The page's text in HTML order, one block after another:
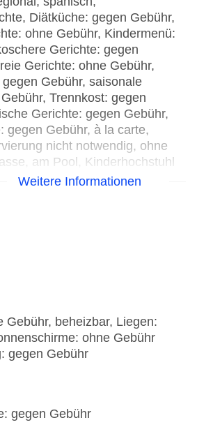
Diätküche: gegen Gebühr,
ohne Gebühr, Kindermenü:
Gerichte: gegen
Gerichte: ohne Gebühr,
Gebühr, saisonale
Trennkost: gegen
Gerichte: gegen Gebühr,
gegen Gebühr, à la carte,
nicht notwendig, ohne
am Pool, Kinderhochstuhl
„The Oriental“: Küche:
spanisch, vegetarische
angemessene Kleidung
„La Parrilla“: Küche:
spanisch,
Ayurvedakost,
lactosefreie Gerichte,
vegane Gerichte,
Weitere Informationen
Gebühr, beheizbar, Liegen:
ohne Gebühr
gegen Gebühr
gegen Gebühr